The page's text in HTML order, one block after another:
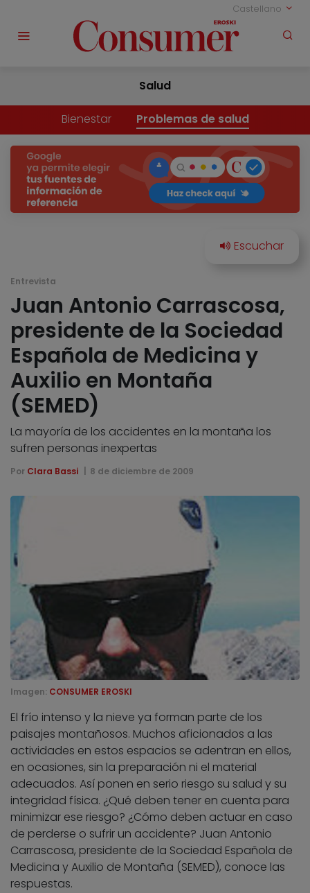
Castellano
Salud
Bienestar Problemas de salud
Entrevista
Juan Antonio Carrascosa,
presidente de la Sociedad
Española de Medicina y
Auxilio en Montaña
(SEMED)
La mayoría de los accidentes en la montaña los
sufren personas inexpertas
Por Clara Bassi 8 de diciembre de 2009
Imagen: CONSUMER EROSKI
El frío intenso y la nieve ya forman parte de los
paisajes montañosos. Muchos aficionados a las
actividades en estos espacios se adentran en ellos,
en ocasiones, sin la preparación ni el material
adecuados. Así ponen en serio riesgo su salud y su
integridad física. ¿Qué deben tener en cuenta para
minimizar ese riesgo? ¿Cómo deben actuar en caso
de perderse o sufrir un accidente? Juan Antonio
Carrascosa, presidente de la Sociedad Española de
Medicina y Auxilio de Montaña (SEMED), conoce las
respuestas.